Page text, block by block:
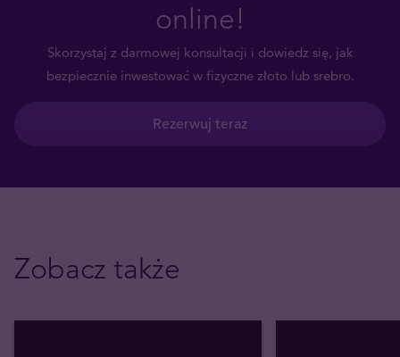
online!
Skorzystaj z darmowej konsultacji i dowiedz się, jak
bezpiecznie inwestować w fizyczne złoto lub srebro.
Rezerwuj teraz
Zobacz także